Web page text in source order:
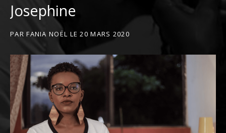
Josephine
PARFANIA NOËL LE 20 MARS 2020